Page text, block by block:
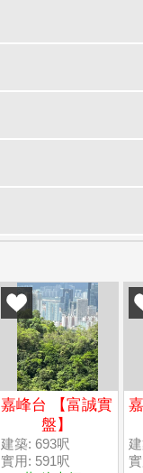
嘉峰台 【富誠實
盤】
建築: 693呎
實用: 591呎